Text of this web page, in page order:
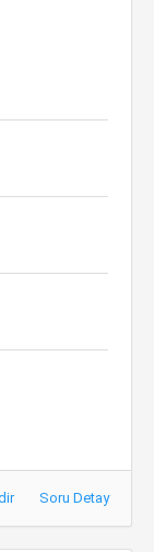
Soru Detay